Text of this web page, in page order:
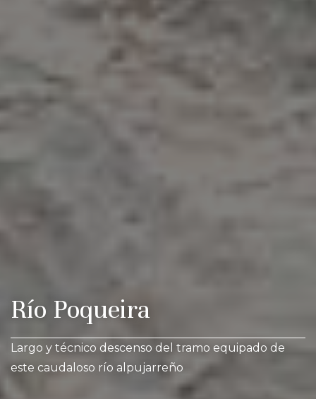
Río Poqueira
Largo y técnico descenso del tramo equipado de
este caudaloso río alpujarreño